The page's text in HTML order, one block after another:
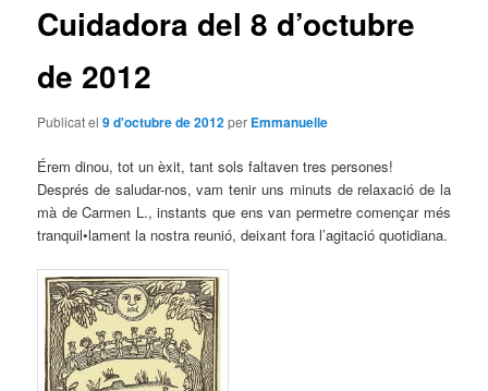
Cuidadora del 8 d’octubre
de 2012
Publicat el9 d'octubre de 2012per Emmanuelle
Érem dinou, tot un èxit, tant sols faltaven tres persones!
Després de saludar-nos, vam tenir uns minuts de relaxació de la
mà de Carmen L., instants que ens van permetre començar més
tranquil•lament la nostra reunió, deixant fora l’agitació quotidiana.